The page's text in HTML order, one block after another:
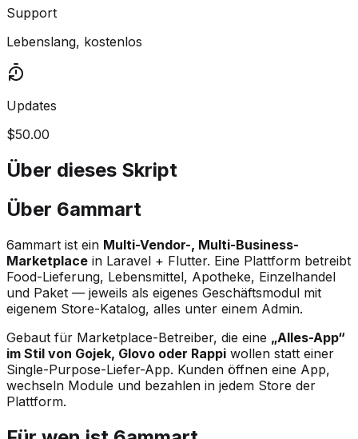
Support
Lebenslang, kostenlos
Updates
$50.00
Über dieses Skript
Über 6ammart
6ammart ist ein Multi-Vendor-, Multi-Business-
Marketplace in Laravel + Flutter. Eine Plattform betreibt
Food-Lieferung, Lebensmittel, Apotheke, Einzelhandel
und Paket — jeweils als eigenes Geschäftsmodul mit
eigenem Store-Katalog, alles unter einem Admin.
Gebaut für Marketplace-Betreiber, die eine „Alles-App“
im Stil von Gojek, Glovo oder Rappi wollen statt einer
Single-Purpose-Liefer-App. Kunden öffnen eine App,
wechseln Module und bezahlen in jedem Store der
Plattform.